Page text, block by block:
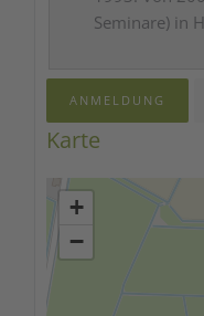
Seminare) in
ANMELDUNG
Karte
+
−